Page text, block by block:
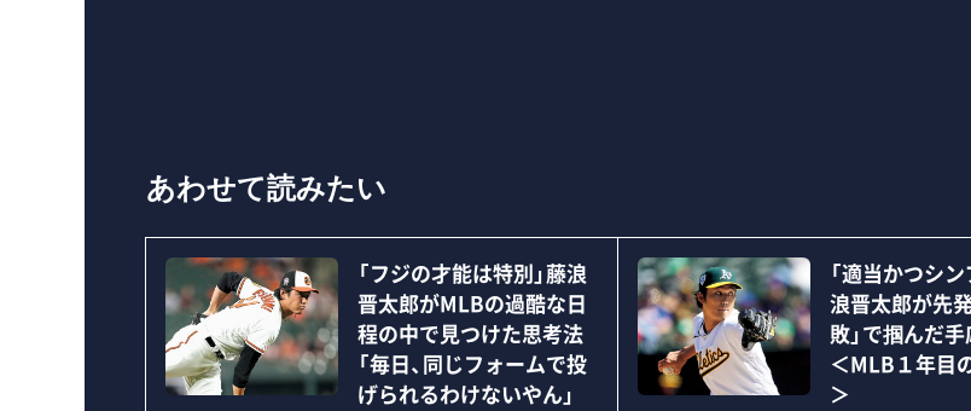
あわせて読みたい
「フジの才能は特別」藤浪
晋太郎がMLBの過酷な日
程の中で見つけた思考法
「毎日、同じフォームで投
げられるわけないやん」
「適当かつシ
浪晋太郎が先
敗」で掴んだ手
＜MLB１年目
＞